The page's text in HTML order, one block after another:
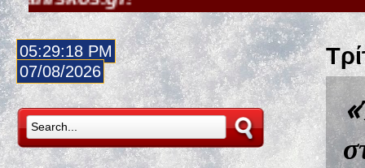
05:29:20 PM
07/08/2026